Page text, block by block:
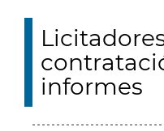
informes